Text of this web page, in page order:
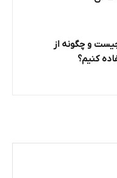
و چگونه از
کنیم؟